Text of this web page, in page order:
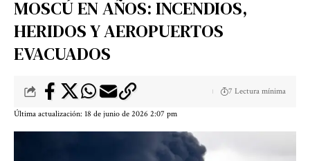
MOSCÚ EN AÑOS: INCENDIOS,
HERIDOS Y AEROPUERTOS
EVACUADOS
Última actualización: 18 de junio de 2026 2:07 pm
7 Lectura mínima